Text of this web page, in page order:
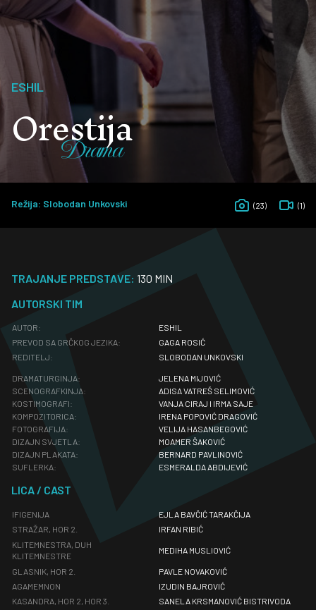
ESHIL
Orestija
Drama
Režija: Slobodan Unkovski (23) (1)
TRAJANJE PREDSTAVE: 130 MIN
AUTORSKI TIM
AUTOR:
ESHIL
PREVOD SA GRČKOG JEZIKA:
GAGA ROSIĆ
REDITELJ:
SLOBODAN UNKOVSKI
DRAMATURGINJA:
JELENA MIJOVIĆ
SCENOGRAFKINJA:
ADISA VATREŠ SELIMOVIĆ
KOSTIMOGRAFI:
VANJA CIRAJ I IRMA SAJE
KOMPOZITORICA:
IRENA POPOVIĆ DRAGOVIĆ
FOTOGRAFIJA:
VELIJA HASANBEGOVIĆ
DIZAJN SVJETLA:
MOAMER ŠAKOVIĆ
DIZAJN PLAKATA:
BERNARD PAVLINOVIĆ
SUFLERKA:
ESMERALDA ABDIJEVIĆ
LICA / CAST
IFIGENIJA
EJLA BAVČIĆ TARAKČIJA
STRAŽAR, HOR 2.
IRFAN RIBIĆ
KLITEMNESTRA, DUH
KLITEMNESTRE
MEDIHA MUSLIOVIĆ
GLASNIK, HOR 2.
PAVLE NOVAKOVIĆ
AGAMEMNON
IZUDIN BAJROVIĆ
KASANDRA, HOR 2, HOR 3.
SANELA KRSMANOVIĆ BISTRIVODA